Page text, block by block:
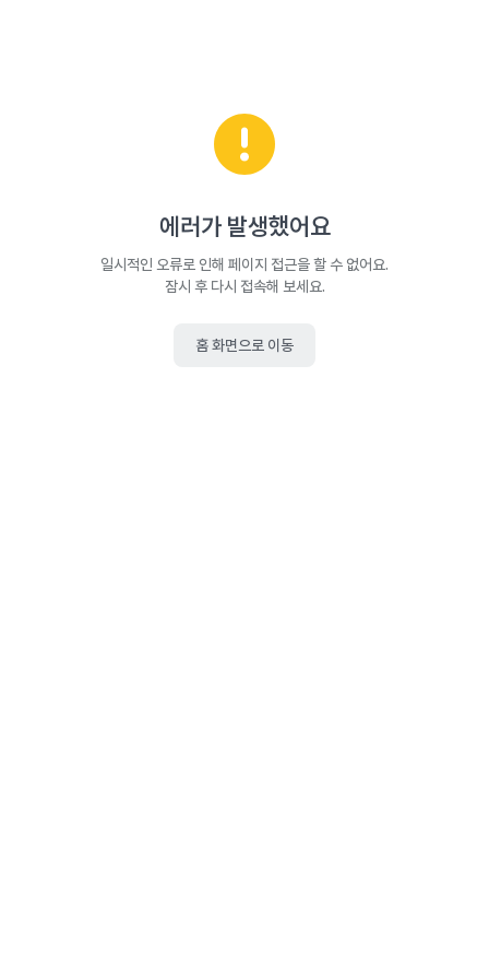
에러가 발생했어요
일시적인 오류로 인해 페이지 접근을 할 수 없어요.
잠시 후 다시 접속해 보세요.
홈 화면으로 이동